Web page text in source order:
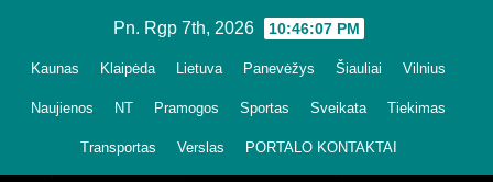
Pn. Rgp 7th, 2026 10:46:08 PM
Kaunas Klaipėda Lietuva Panevėžys Šiauliai Vilnius
Naujienos NT Pramogos Sportas Sveikata Tiekimas
Transportas Verslas PORTALO KONTAKTAI